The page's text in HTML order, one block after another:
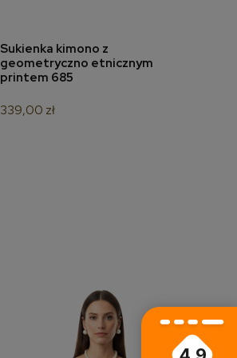
dodaj do koszyka
Sukienka kimono z
geometryczno etnicznym
printem 685
339,00 zł